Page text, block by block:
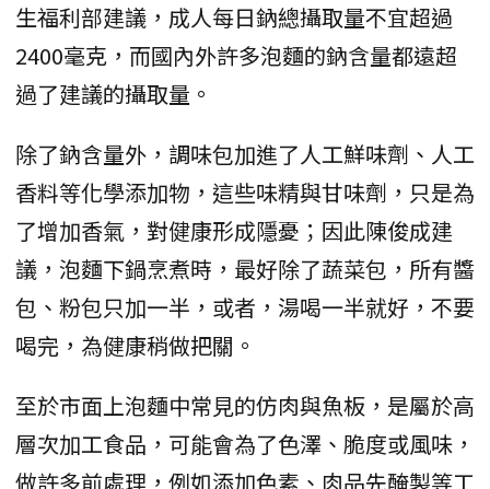
生福利部建議，成人每日鈉總攝取量不宜超過
2400毫克，而國內外許多泡麵的鈉含量都遠超
過了建議的攝取量。
除了鈉含量外，調味包加進了人工鮮味劑、人工
香料等化學添加物，這些味精與甘味劑，只是為
了增加香氣，對健康形成隱憂；因此陳俊成建
議，泡麵下鍋烹煮時，最好除了蔬菜包，所有醬
包、粉包只加一半，或者，湯喝一半就好，不要
喝完，為健康稍做把關。
至於市面上泡麵中常見的仿肉與魚板，是屬於高
層次加工食品，可能會為了色澤、脆度或風味，
做許多前處理，例如添加色素、肉品先醃製等工